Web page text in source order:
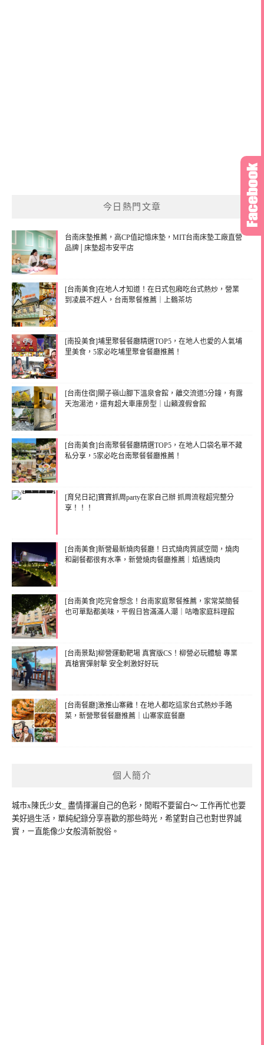
今日熱門文章
台南床墊推薦，高CP值記憶床墊，MIT台南床墊工廠直營
品牌│床墊超市安平店
[台南美食]在地人才知道！在日式包廂吃台式熱炒，營業
到凌晨不趕人，台南聚餐推薦｜上鶴茶坊
[南投美食]埔里聚餐餐廳精選TOP5，在地人也愛的人氣埔
里美食，5家必吃埔里聚會餐廳推薦！
[台南住宿]關子嶺山腳下溫泉會館，離交流道5分鐘，有露
天泡湯池，還有超大車庫房型｜山籟渡假會館
[台南美食]台南聚餐餐廳精選TOP5，在地人口袋名單不藏
私分享，5家必吃台南聚餐餐廳推薦！
[育兒日記]寶寶抓周party在家自己辦 抓周流程超完整分
享！！！
[台南美食]新營最新燒肉餐廳！日式燒肉質感空間，燒肉
和副餐都很有水準，新營燒肉餐廳推薦｜焰遇燒肉
[台南美食]吃完會想念！台南家庭聚餐推薦，家常菜簡餐
也可單點都美味，平假日皆滿滿人潮｜咕嚕家庭料理館
[台南景點]柳營運動靶場 真實版CS！柳營必玩體驗 專業
真槍實彈射擊 安全刺激好好玩
[台南餐廳]激推山寨雞！在地人都吃這家台式熱炒手路
菜，新營聚餐餐廳推薦｜山寨家庭餐廳
個人簡介
城市x陳氏少女_ 盡情揮灑自己的色彩，閒暇不要留白～ 工作再忙也要
美好過生活，單純紀錄分享喜歡的那些時光，希望對自己也對世界誠
實，ㄧ直能像少女般清新脫俗。